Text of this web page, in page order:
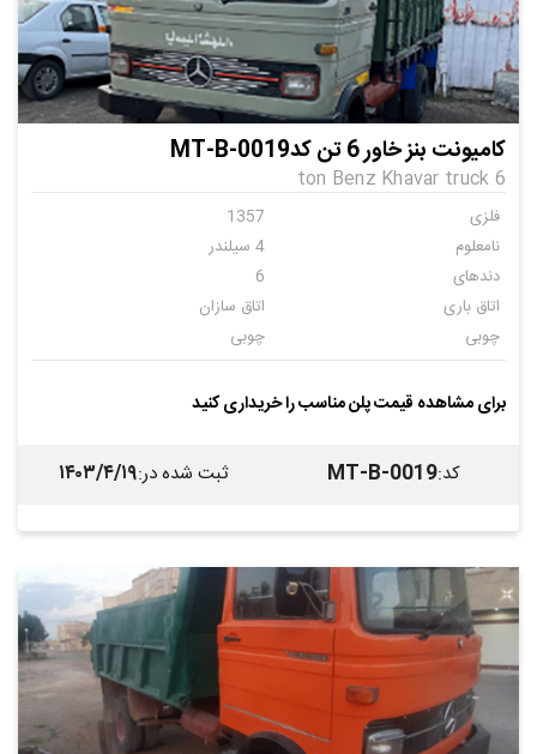
کامیونت بنز خاور 6 تن کدMT-B-0019
6 ton Benz Khavar truck
فلزی
1357
نامعلوم
4 سیلندر
دندهای
6
اتاق باری
اتاق سازان
چوبی
چوبی
برای مشاهده قیمت پلن مناسب را خریداری کنید
کد:
MT-B-0019 ثبت شده در:۱۴۰۳/۴/۱۹